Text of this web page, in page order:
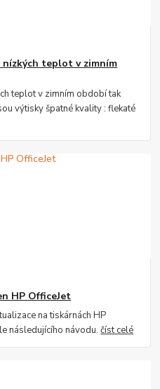
nízkých teplot v zimním
teplot v zimním období tak
výtisky špatné kvality : flekaté
HP OfficeJet
na tiskárnách HP
následujícího návodu.číst celé